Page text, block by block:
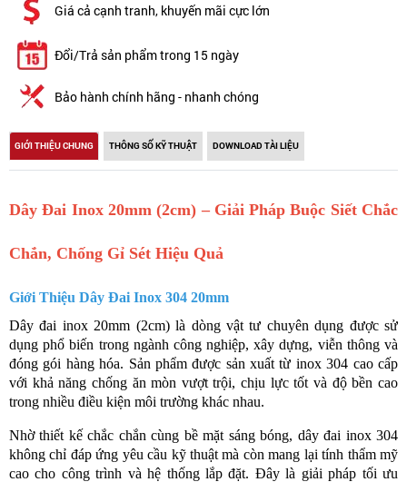
Giá cả cạnh tranh, khuyến mãi cực lớn
Đổi/Trả sản phẩm trong 15 ngày
Bảo hành chính hãng - nhanh chóng
GIỚI THIỆU CHUNG THÔNG SỐ KỸ THUẬT DOWNLOAD TÀI LIỆU
Dây Đai Inox 20mm (2cm) – Giải Pháp Buộc Siết Chắc
Chắn, Chống Gỉ Sét Hiệu Quả
Giới Thiệu Dây Đai Inox 304 20mm
Dây đai inox 20mm (2cm) là dòng vật tư chuyên dụng được sử
dụng phổ biến trong ngành công nghiệp, xây dựng, viễn thông và
đóng gói hàng hóa. Sản phẩm được sản xuất từ inox 304 cao cấp
với khả năng chống ăn mòn vượt trội, chịu lực tốt và độ bền cao
trong nhiều điều kiện môi trường khác nhau.
Nhờ thiết kế chắc chắn cùng bề mặt sáng bóng, dây đai inox 304
không chỉ đáp ứng yêu cầu kỹ thuật mà còn mang lại tính thẩm mỹ
cao cho công trình và hệ thống lắp đặt. Đây là giải pháp tối ưu